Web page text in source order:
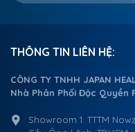
THÔNG TIN LIÊN HỆ:
CÔNG TY TNHH JAPAN
Nhà Phân Phối Độc Quyền
Showroom 1: TTTM